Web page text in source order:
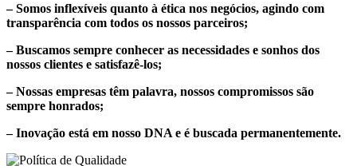
– Somos inflexíveis quanto à ética nos negócios, agindo com
transparência com todos os nossos parceiros;
– Buscamos sempre conhecer as necessidades e sonhos dos
nossos clientes e satisfazê-los;
– Nossas empresas têm palavra, nossos compromissos são
sempre honrados;
– Inovação está em nosso DNA e é buscada permanentemente.